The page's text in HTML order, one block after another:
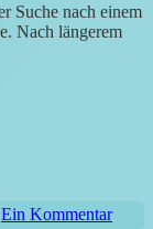
Suche nach einem
Nach längerem
Ein Kommentar